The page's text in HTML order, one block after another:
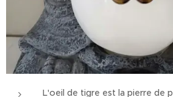
L'oeil de tigre est la pierre de